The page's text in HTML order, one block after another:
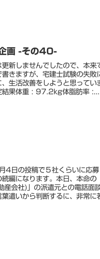
画 -その40-
更新しませんでしたので、本
書きますが、宅建士試験の失敗
、生活改善をしようと思ってい
結果体重 : 97.2kg体脂肪率 :...
4日の投稿で５社くらいに応
続編になります。本日、本命
産会社)」の派遣元との電話面
遣いから判断するに、非常に